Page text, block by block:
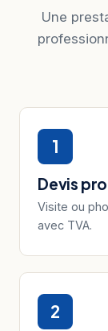
Une
1
Devis pro
Visite ou
avec TVA.
2